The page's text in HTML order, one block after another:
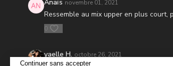
Anaïs novembre 01, 2021
Ressemble au mix upper en plus
0
yaelle H. octobre 26, 2021
Continuer sans accepter